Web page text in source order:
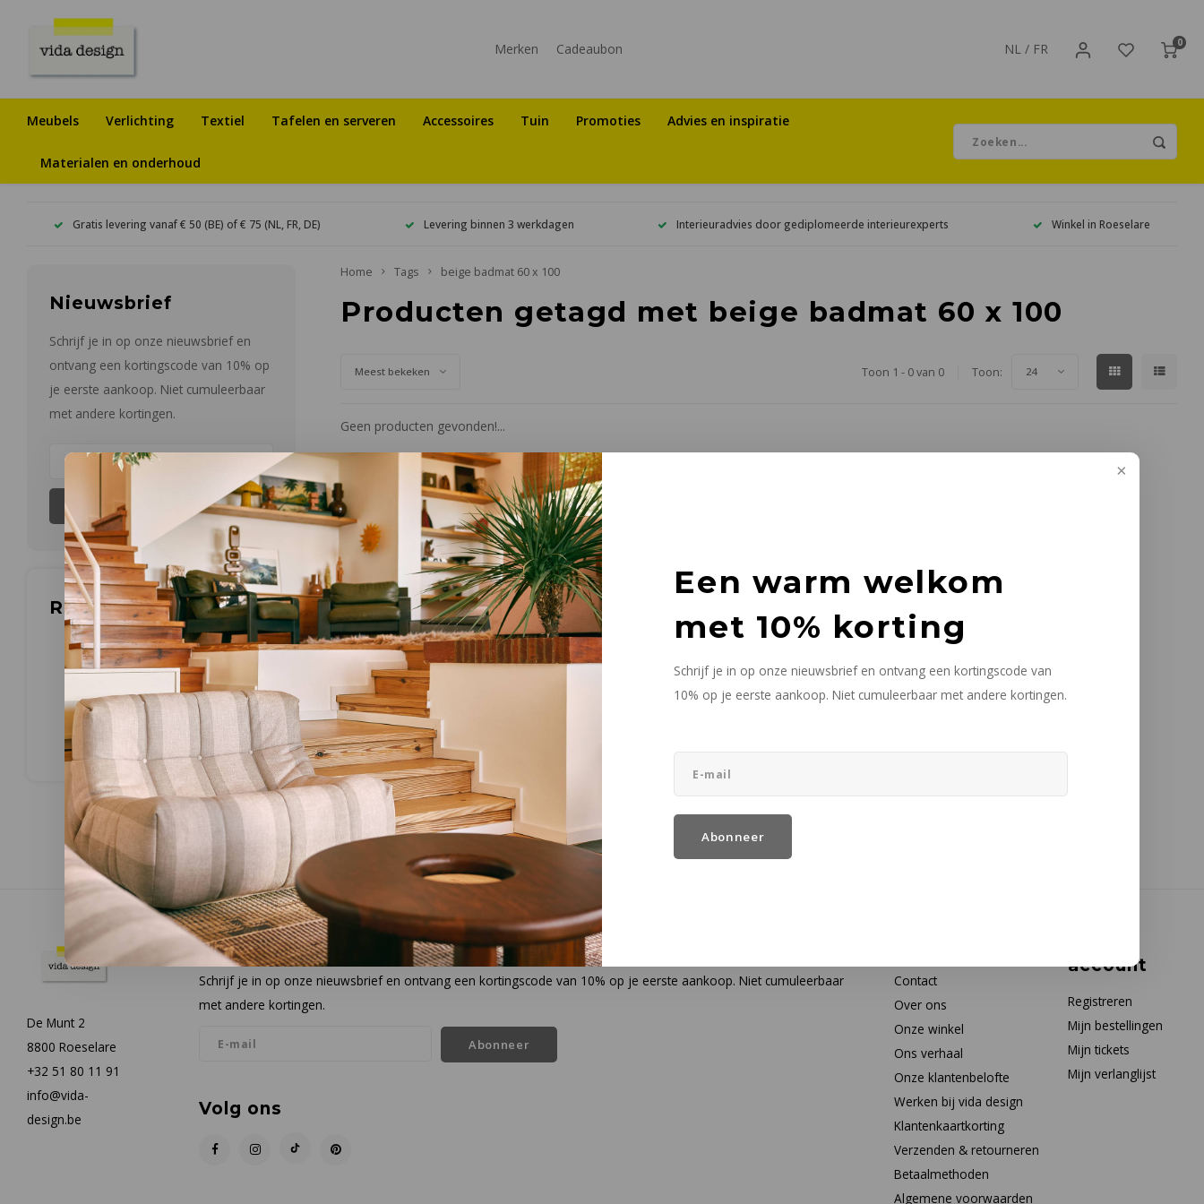
Een warm welkom
met 10% korting
Schrijf je in op onze nieuwsbrief en ontvang een kortingscode van
10% op je eerste aankoop. Niet cumuleerbaar met andere kortingen.
Abonneer
Merken Cadeaubon NL / FR 0
Meubels Verlichting Textiel Tafelen en serveren Accessoires Tuin Promoties Advies en inspiratie
Materialen en onderhoud
Gratis levering vanaf € 50 (BE) of € 75 (NL, FR, DE) Levering binnen 3 werkdagen Interieuradvies door gediplomeerde interieurexperts Winkel in Roeselare
Nieuwsbrief
Schrijf je in op onze nieuwsbrief en
ontvang een kortingscode van 10% op
je eerste aankoop. Niet cumuleerbaar
met andere kortingen.
Abonneer
Reviews
Home Tags beige badmat 60 x 100
Producten getagd met beige badmat 60 x 100
Meest bekeken Toon 1 - 0 van 0 Toon: 24
Geen producten gevonden!...
De Munt 2
8800 Roeselare
+32 51 80 11 91
info@vida-
design.be
Nieuwsbrief
Schrijf je in op onze nieuwsbrief en ontvang een kortingscode van 10% op je eerste aankoop. Niet cumuleerbaar
met andere kortingen.
Abonneer
Volg ons
Contact
Over ons
Onze winkel
Ons verhaal
Onze klantenbelofte
Werken bij vida design
Klantenkaartkorting
Verzenden & retourneren
Betaalmethoden
Algemene voorwaarden
account
Registreren
Mijn bestellingen
Mijn tickets
Mijn verlanglijst